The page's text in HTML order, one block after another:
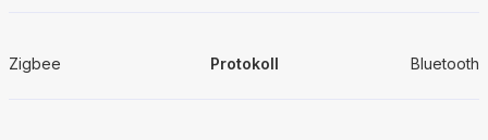
Zigbee Protokoll Bluetooth